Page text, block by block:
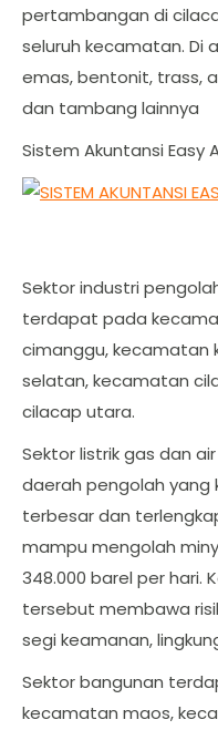
pertambangan di
seluruh kecamatan.
emas, bentonit, trass,
dan tambang lainnya
Sistem Akuntansi Easy
Sektor industri
terdapat pada
cimanggu, kecamatan
selatan, kecamatan
cilacap utara.
Sektor listrik gas dan
daerah pengolah yang
terbesar dan
mampu mengolah
348.000 barel per hari.
tersebut membawa
segi keamanan,
Sektor bangunan
kecamatan maos,